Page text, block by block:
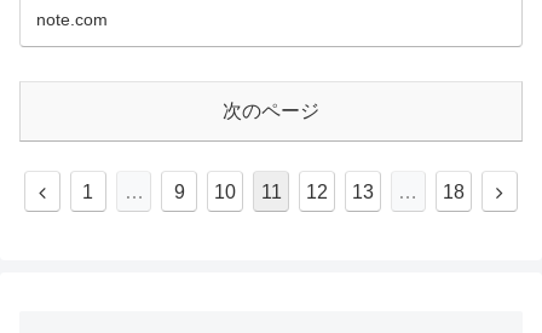
note.com
次のページ
1 … 9 10 11 12 13 … 18